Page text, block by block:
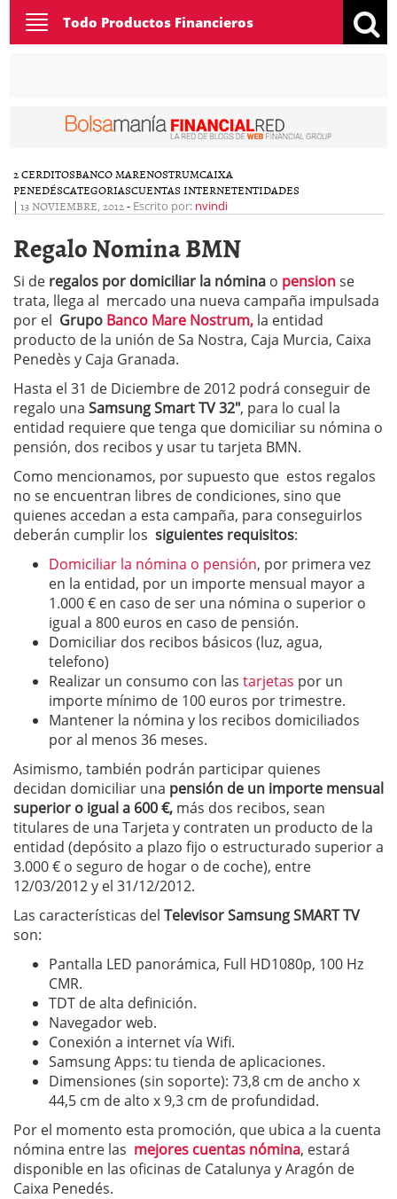
Toggle
navigation
Todo Productos Financieros
2 CERDITOSBANCO MARENOSTRUMCAIXA
PENEDÉSCATEGORIASCUENTAS INTERNETENTIDADES
| 13 NOVIEMBRE, 2012- Escrito por: nvindi
Regalo Nomina BMN
Si de regalos por domiciliar la nómina o pensionse
trata, llega al mercado una nueva campaña impulsada
por el Grupo Banco Mare Nostrum, la entidad
producto de la unión de Sa Nostra, Caja Murcia, Caixa
Penedès y Caja Granada.
Hasta el 31 de Diciembre de 2012 podrá conseguir de
regalo una Samsung Smart TV 32″, para lo cual la
entidad requiere que tenga que domiciliar su nómina o
pensión, dos recibos y usar tu tarjeta BMN.
Como mencionamos, por supuesto que estos regalos
no se encuentran libres de condiciones, sino que
quienes accedan a esta campaña, para conseguirlos
deberán cumplir los siguientes requisitos:
Domiciliar la nómina o pensión, por primera vez
en la entidad, por un importe mensual mayor a
1.000 € en caso de ser una nómina o superior o
igual a 800 euros en caso de pensión.
Domiciliar dos recibos básicos (luz, agua,
telefono)
Realizar un consumo con las tarjetas por un
importe mínimo de 100 euros por trimestre.
Mantener la nómina y los recibos domiciliados
por al menos 36 meses.
Asimismo, también podrán participar quienes
decidan domiciliar una pensión de un importe mensual
superior o igual a 600 €, más dos recibos, sean
titulares de una Tarjeta y contraten un producto de la
entidad (depósito a plazo fijo o estructurado superior a
3.000 € o seguro de hogar o de coche), entre
12/03/2012 y el 31/12/2012.
Las características del Televisor Samsung SMART TV
son:
Pantalla LED panorámica, Full HD1080p, 100 Hz
CMR.
TDT de alta definición.
Navegador web.
Conexión a internet vía Wifi.
Samsung Apps: tu tienda de aplicaciones.
Dimensiones (sin soporte): 73,8 cm de ancho x
44,5 cm de alto x 9,3 cm de profundidad.
Por el momento esta promoción, que ubica a la cuenta
nómina entre las mejores cuentas nómina, estará
disponible en las oficinas de Catalunya y Aragón de
Caixa Penedés.